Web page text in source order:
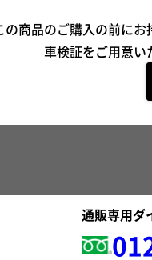
の商品のご購入の前にお
車検証をご用意い
通販専用ダ